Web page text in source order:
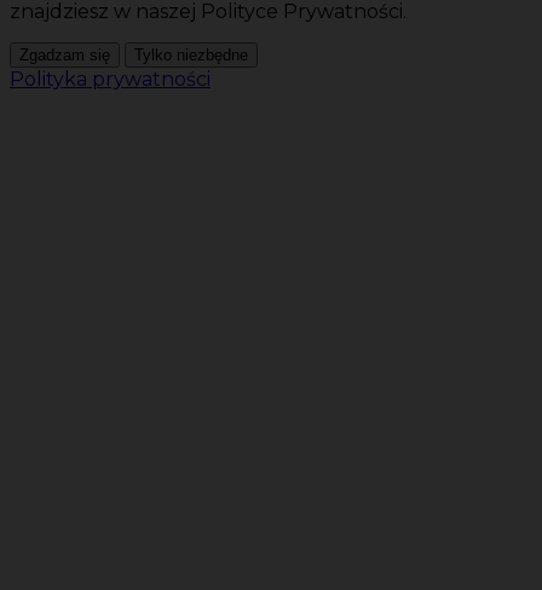
znajdziesz w naszej Polityce Prywatności.
Zgadzam się Tylko niezbędne
Polityka prywatności